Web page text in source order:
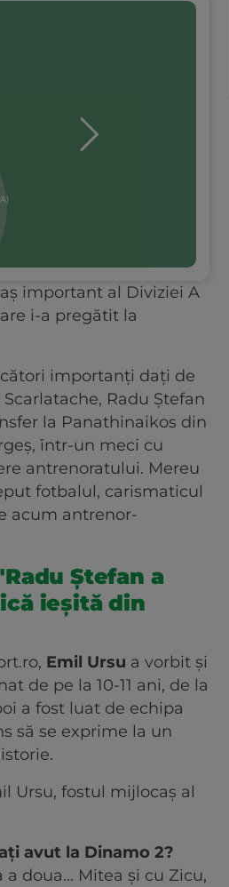
important al Diviziei A
i-a pregătit la
importanți dați de
Radu Ștefan
la Panathinaikos din
într-un meci cu
antrenoratului. Mereu
fotbalul, carismaticul
acum antrenor-
Ștefan a
ieșită din
Emil Ursu a vorbit și
de pe la 10-11 ani, de la
a fost luat de echipa
să se exprime la un
Ursu, fostul mijlocaș al
avut la Dinamo 2?
doua... Mitea și cu Zicu,